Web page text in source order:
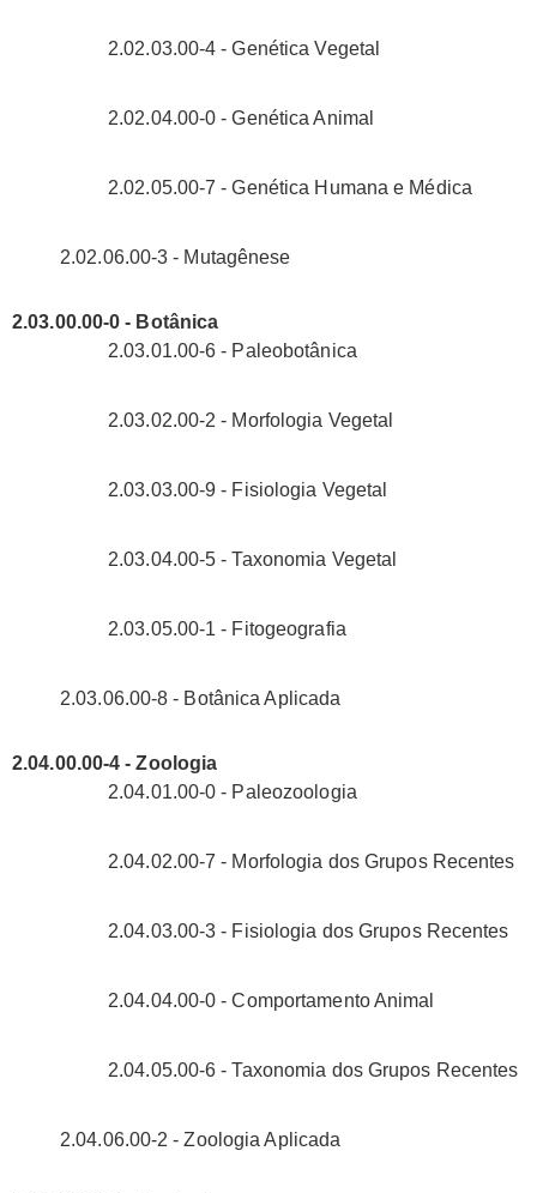
2.02.03.00-4 - Genética Vegetal
2.02.04.00-0 - Genética Animal
2.02.05.00-7 - Genética Humana e Médica
2.02.06.00-3 - Mutagênese
2.03.00.00-0 - Botânica
2.03.01.00-6 - Paleobotânica
2.03.02.00-2 - Morfologia Vegetal
2.03.03.00-9 - Fisiologia Vegetal
2.03.04.00-5 - Taxonomia Vegetal
2.03.05.00-1 - Fitogeografia
2.03.06.00-8 - Botânica Aplicada
2.04.00.00-4 - Zoologia
2.04.01.00-0 - Paleozoologia
2.04.02.00-7 - Morfologia dos Grupos Recentes
2.04.03.00-3 - Fisiologia dos Grupos Recentes
2.04.04.00-0 - Comportamento Animal
2.04.05.00-6 - Taxonomia dos Grupos Recentes
2.04.06.00-2 - Zoologia Aplicada